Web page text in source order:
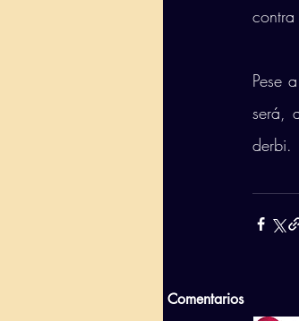
Pese
será,
derbi.
Comentarios